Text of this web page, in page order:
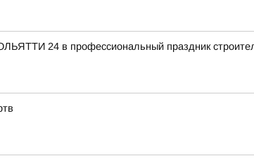
24 в профессиональный праздник